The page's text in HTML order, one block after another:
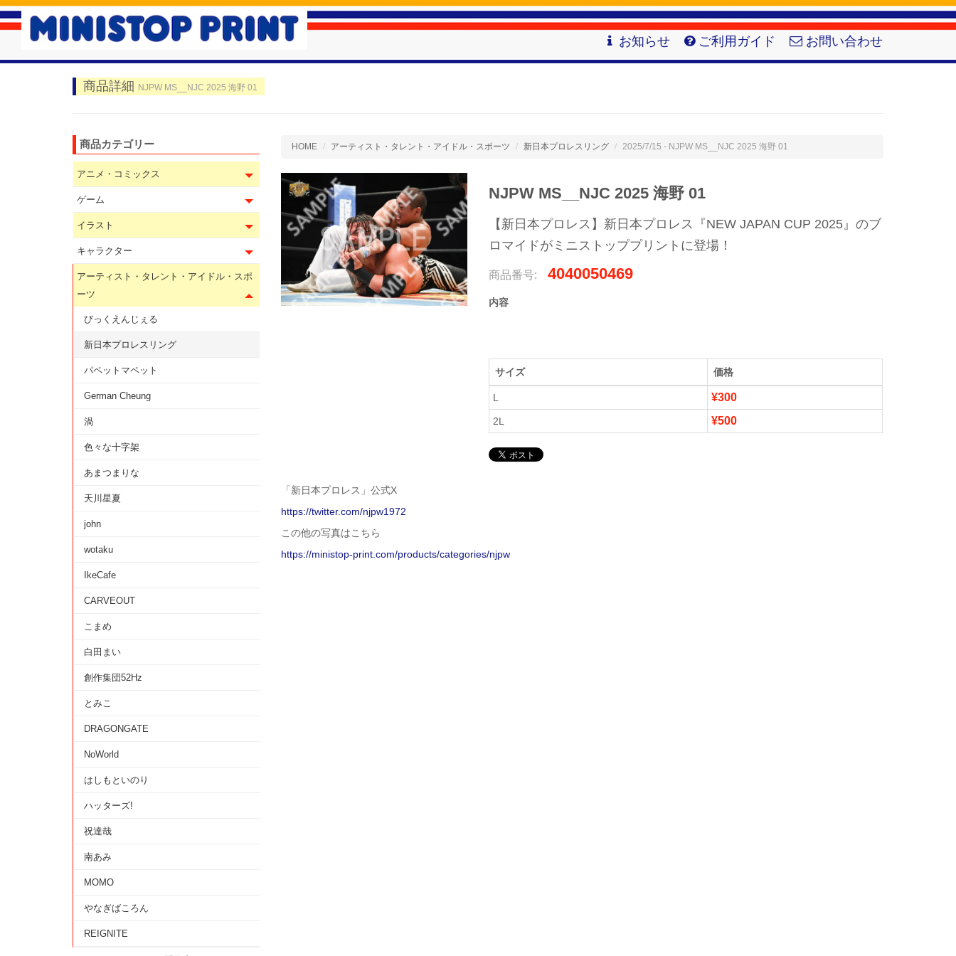
お知らせ ご利用ガイド お問い合わせ
商品詳細 NJPW MS__NJC 2025 海野 01
HOME アーティスト・タレント・アイドル・スポーツ 新日本プロレスリング 2025/7/15 - NJPW MS__NJC 2025 海野 01
NJPW MS__NJC 2025 海野 01
【新日本プロレス】新日本プロレス『NEW JAPAN CUP 2025』のブ
ロマイドがミニストッププリントに登場！
商品番号: 4040050469
内容
サイズ 価格
L ¥300
2L ¥500
「新日本プロレス」公式X
https://twitter.com/njpw1972
この他の写真はこちら
https://ministop-print.com/products/categories/njpw
商品カテゴリー
アニメ・コミックス
ゲーム
イラスト
キャラクター
アーティスト・タレント・アイドル・スポ
ーツ
びっくえんじぇる
新日本プロレスリング
パペットマペット
German Cheung
渦
色々な十字架
あまつまりな
天川星夏
john
wotaku
IkeCafe
CARVEOUT
こまめ
白田まい
創作集団52Hz
とみこ
DRAGONGATE
NoWorld
はしもといのり
ハッターズ!
祝達哉
南あみ
MOMO
やなぎばころん
REIGNITE